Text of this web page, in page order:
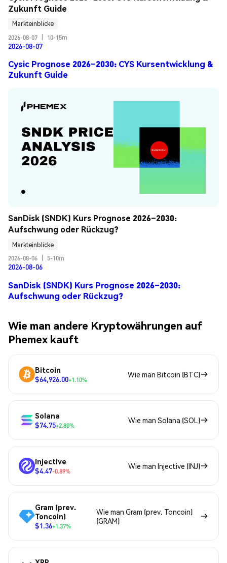
Zukunft Guide
Markteinblicke
2026-08-07
10-15m
2026-08-07
Cysic Prognose 2026–2030: CYS Kursentwicklung &
Zukunft Guide
SanDisk (SNDK) Kurs Prognose 2026–2030:
Aufschwung oder Rückzug?
Markteinblicke
2026-08-06
5-10m
2026-08-06
SanDisk (SNDK) Kurs Prognose 2026–2030:
Aufschwung oder Rückzug?
Wie man andere Kryptowährungen auf
Phemex kauft
Bitcoin
$64,926.00+1.10%
Wie man Bitcoin (BTC)
Solana
$74.75+2.80%
Wie man Solana (SOL)
Injective
$4.47-0.89%
Wie man Injective (INJ)
Gram (prev.
Toncoin)
$1.36+1.37%
Wie man Gram (prev. Toncoin)
(GRAM)